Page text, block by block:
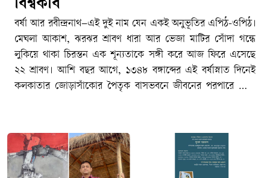
বিশ্বকবি
বর্ষা আর রবীন্দ্রনাথ–এই দুই নাম যেন একই অনুভূতির এপিঠ-ওপিঠ।
মেঘলা আকাশ, ঝরঝর শ্রাবণ ধারা আর ভেজা মাটির সোঁদা গন্ধে
লুকিয়ে থাকা চিরন্তন এক শূন্যতাকে সঙ্গী করে আজ ফিরে এসেছে
২২ শ্রাবণ। আশি বছর আগে, ১৩৪৮ বঙ্গাব্দের এই বর্ষাস্নাত দিনেই
কলকাতার জোড়াসাঁকোর পৈতৃক বাসভবনে জীবনের পরপারে পাড়ি
গেলেও বাঙালির হৃদয়ে তিনি এতটুকু পুরোনো হননি। জীবনের
অনাবিল আনন্দ, গভীর বেদনা, বিরহ-মিলন কিংবা প্রার্থনা–মানুষের
মনস্তাত্ত্বিক প্রতিচ্ছবির প্রতিটি নিবিড় কোণে আজও তিনি একইভাবে